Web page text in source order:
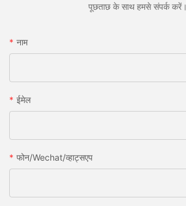
पूछताछ के साथ हमसे संपर्क करें।
नाम
ईमेल
फोन/wechat/व्हाट्सएप